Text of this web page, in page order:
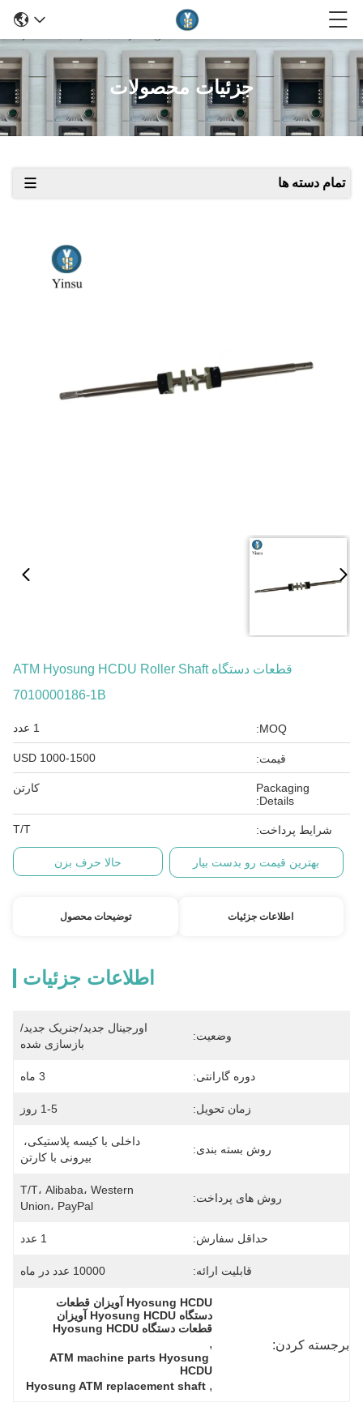
جزئیات محصولات
تمام دسته ها
قطعات دستگاه ATM Hyosung HCDU Roller Shaft
7010000186-1B
MOQ: 1 عدد
قیمت: USD 1000-1500
Packaging
Details:
کارتن
شرایط پرداخت: T/T
بهترین قیمت رو بدست بیار حالا حرف بزن
اطلاعات جزئیات توضیحات محصول
اطلاعات جزئیات
وضعیت:
اورجینال جدید/جنریک جدید/
بازسازی شده
دوره گارانتی: 3 ماه
زمان تحویل: 1-5 روز
روش بسته بندی:
بیرونی با کارتن
روش های پرداخت:
T/T، Alibaba، Western
Union، PayPal
حداقل سفارش: 1 عدد
قابلیت ارائه: 10000 عدد در ماه
برجسته کردن:
قطعات دستگاه Hyosung HCDU
,
ATM machine parts Hyosung
HCDU
,
Hyosung ATM replacement shaft